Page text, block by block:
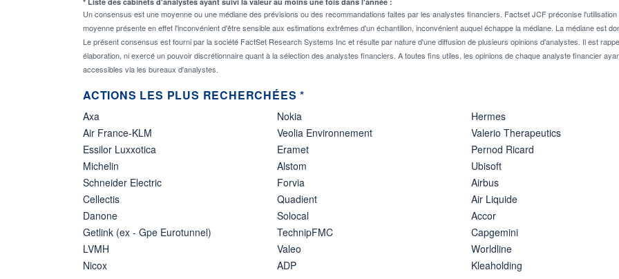
Un consensus est une moyenne ou une médiane des prévisions ou des recommandations faites par les analystes financiers. Factset JCF préconise
moyenne présente en effet l'inconvénient d'être sensible aux estimations extrêmes d'un échantillon, inconvénient auquel échappe la médiane. La médiane est
Le présent consensus est fourni par la société FactSet Research Systems Inc et résulte par nature d'une diffusion de plusieurs opinions d'analystes. Il est
élaboration, ni exercé un pouvoir discrétionnaire quant à la sélection des analystes financiers. A toutes fins utiles, les opinions de chaque analyste financier
accessibles via les bureaux d'analystes.
ACTIONS LES PLUS RECHERCHÉES *
Axa
Air France-KLM
Essilor Luxxotica
Michelin
Schneider Electric
Cellectis
Danone
Getlink (ex - Gpe Eurotunnel)
LVMH
Nicox
Nokia
Veolia Environnement
Eramet
Alstom
Forvia
Quadient
Solocal
TechnipFMC
Valeo
ADP
Hermes
Valerio Therapeutics
Pernod Ricard
Ubisoft
Airbus
Air Liquide
Accor
Capgemini
Worldline
Kleaholding